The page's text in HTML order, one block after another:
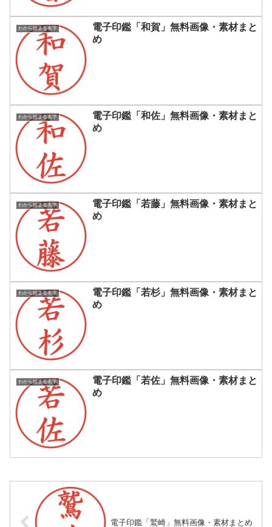
わから始まる名字
電子印鑑「和賀」無料画像・素材まと
め
わから始まる名字
電子印鑑「和佐」無料画像・素材まと
め
わから始まる名字
電子印鑑「若藤」無料画像・素材まと
め
わから始まる名字
電子印鑑「若杉」無料画像・素材まと
め
わから始まる名字
電子印鑑「若佐」無料画像・素材まと
め
電子印鑑「鷲崎」無料画像・素材まとめ